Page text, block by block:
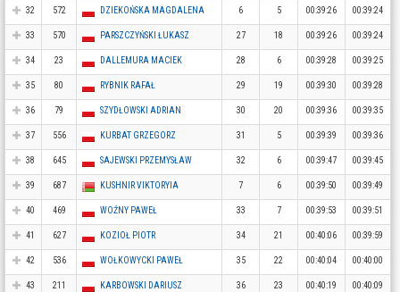
32 572 DZIEKOŃSKA MAGDALENA 6 5 00:39:26 00:39:24
33 570 PARSZCZYŃSKI ŁUKASZ 27 18 00:39:26 00:39:24
34 23 DALLEMURA MACIEK 28 6 00:39:28 00:39:25
35 80 RYBNIK RAFAŁ 29 19 00:39:30 00:39:28
36 79 SZYDŁOWSKI ADRIAN 30 20 00:39:36 00:39:35
37 556 KURBAT GRZEGORZ 31 5 00:39:39 00:39:36
38 645 SAJEWSKI PRZEMYSŁAW 32 6 00:39:47 00:39:45
39 687 KUSHNIR VIKTORYIA 7 6 00:39:50 00:39:49
40 469 WOŹNY PAWEŁ 33 7 00:39:53 00:39:51
41 627 KOZIOŁ PIOTR 34 21 00:40:06 00:39:59
42 536 WOŁKOWYCKI PAWEŁ 35 22 00:40:04 00:40:00
43 211 KARBOWSKI DARIUSZ 36 23 00:40:19 00:40:09